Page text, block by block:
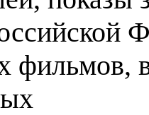
фильмов,